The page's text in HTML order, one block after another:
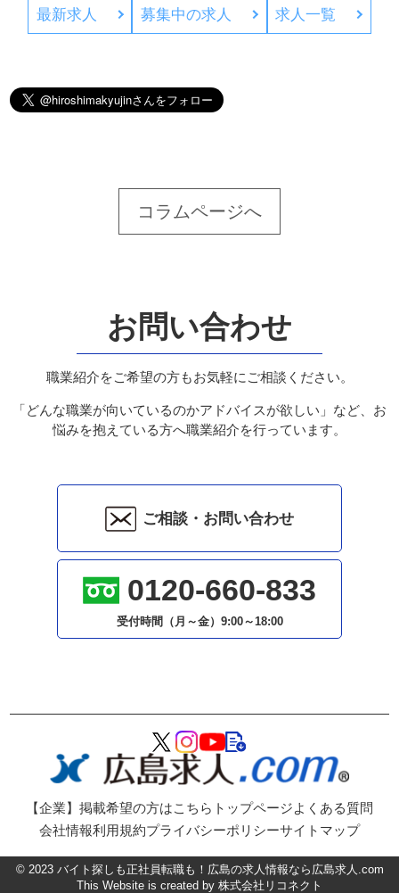
最新求人 募集中の求人 求人一覧
コラムページへ
お問い合わせ
職業紹介をご希望の方もお気軽にご相談ください。
「どんな職業が向いているのかアドバイスが欲しい」など、お
悩みを抱えている方へ職業紹介を行っています。
ご相談・お問い合わせ
0120-660-833
受付時間（月～金） 9:00～18:00
【企業】掲載希望の方はこちら トップページよくある質問
会社情報利用規約プライバシーポリシーサイトマップ
© 2023 バイト探しも正社員転職も！広島の求人情報なら広島求人.com
This Website is created by 株式会社リコネクト